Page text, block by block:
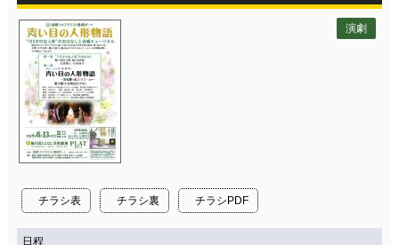
チラシ表 チラシ裏 チラシPDF
演劇
日程